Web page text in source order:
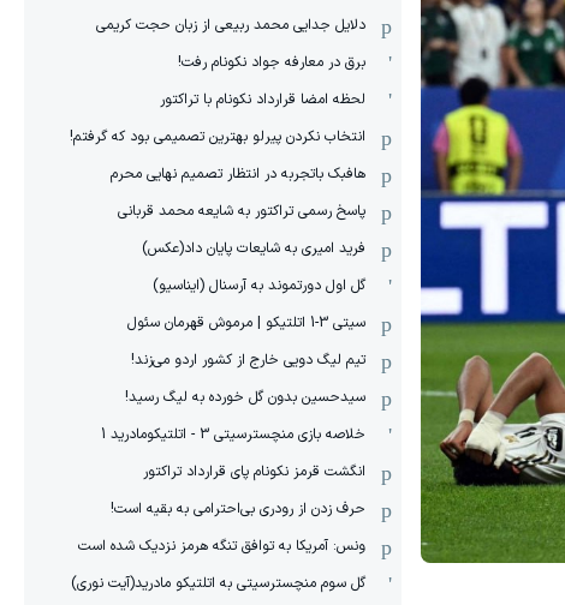
دلایل جدایی محمد ربیعی از زبان حجت کریمی
برق در معارفه جواد نکونام رفت!
لحظه امضا قرارداد نکونام با تراکتور
انتخاب نکردن پیرلو بهترین تصمیمی بود که گرفتم!
هافبک باتجربه در انتظار تصمیم نهایی محرم
پاسخ رسمی تراکتور به شایعه محمد قربانی
فرید امیری به شایعات پایان داد(عکس)
گل اول دورتموند به آرسنال (ایناسیو)
سیتی 3-1 اتلتیکو | مرموش قهرمان سئول
تیم لیگ دویی خارج از کشور اردو می‌زند!
سیدحسین بدون گل خورده به لیگ رسید!
خلاصه بازی منچسترسیتی 3 - اتلتیکومادرید 1
انگشت قرمز نکونام پای قرارداد تراکتور
حرف زدن از رودری بی‌احترامی به بقیه است!
ونس: آمریکا به توافق تنگه هرمز نزدیک شده است
گل سوم منچسترسیتی به اتلتیکو مادرید(آیت نوری)